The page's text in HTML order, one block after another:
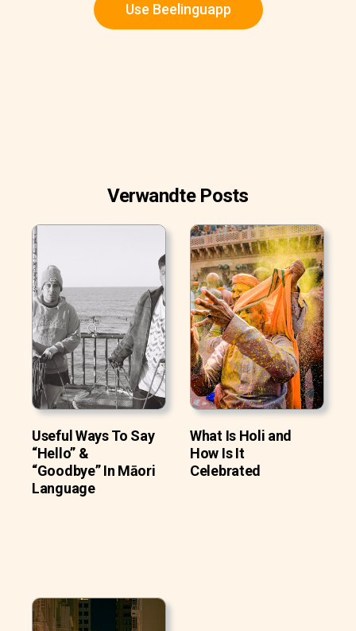
Use Beelinguapp
Verwandte Posts
Useful Ways To Say
“Hello” &
“Goodbye” In Māori
Language
What Is Holi and
How Is It
Celebrated